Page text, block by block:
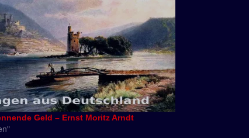
Geld – Ernst Moritz Arndt